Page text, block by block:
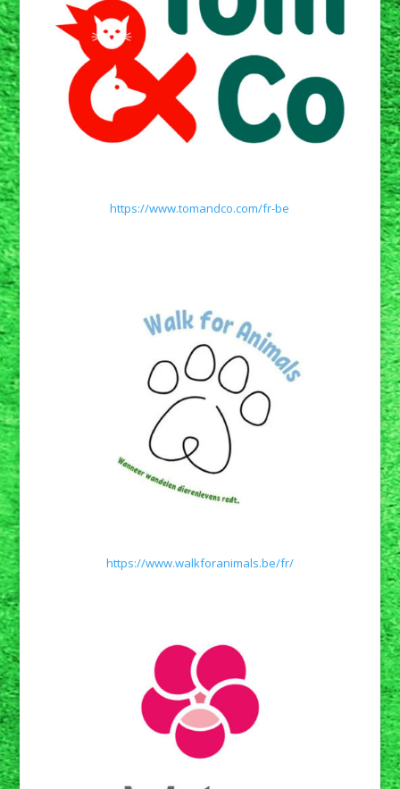
https://www.tomandco.com/fr-be
https://www.walkforanimals.be/fr/